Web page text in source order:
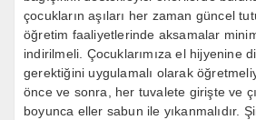
çocukların aşıları her zaman güncel
öğretim faaliyetlerinde aksamalar
indirilmeli. Çocuklarımıza el hijyenine
gerektiğini uygulamalı olarak
önce ve sonra, her tuvalete girişte ve
boyunca eller sabun ile yıkanmalıdır.